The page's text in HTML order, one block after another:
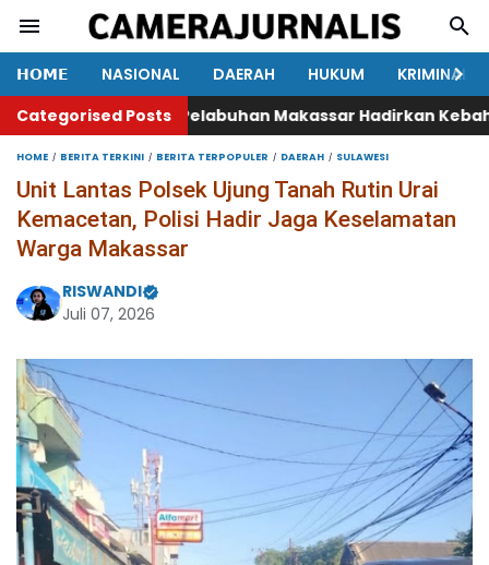
𝗛𝗢𝗠𝗘 NASIONAL DAERAH HUKUM
KRIMINAL
Categorised Posts
Polres Pelabuhan Makassar Hadirkan
HOME BERITA TERKINI BERITA TERPOPULER DAERAH SULAWESI
Unit Lantas Polsek Ujung Tanah Rutin Urai
Kemacetan, Polisi Hadir Jaga Keselamatan
Warga Makassar
RISWANDI
Juli 07, 2026